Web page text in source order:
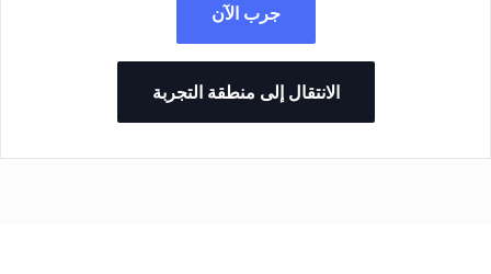
جرب الآن
الانتقال إلى منطقة التجربة